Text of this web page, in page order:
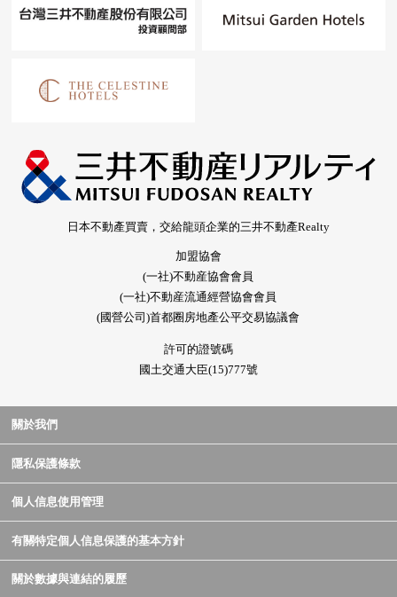
日本不動產買賣，交給龍頭企業的三井不動產Realty
加盟協會
(一社)不動産協會會員
(一社)不動産流通經營協會會員
(國營公司)首都圈房地產公平交易協議會
許可的證號碼
國土交通大臣(15)777號
關於我們
隱私保護條款
個人信息使用管理
有關特定個人信息保護的基本方針
關於數據與連結的履歷